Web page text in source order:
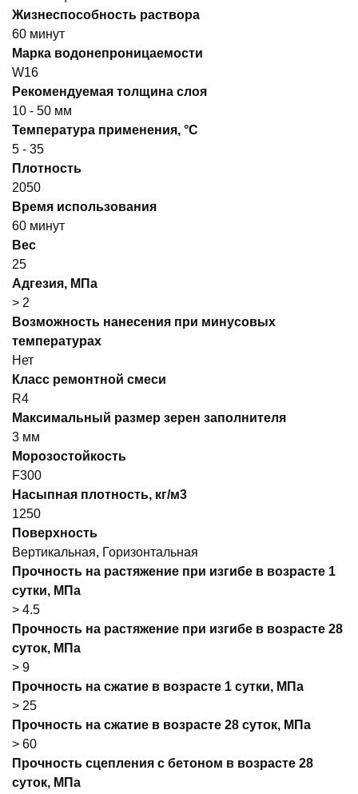
Жизнеспособность раствора
60 минут
Марка водонепроницаемости
W16
Рекомендуемая толщина слоя
10 - 50 мм
Температура применения, °С
5 - 35
Плотность
2050
Время использования
60 минут
Вес
25
Адгезия, МПа
> 2
Возможность нанесения при минусовых
температурах
Нет
Класс ремонтной смеси
R4
Максимальный размер зерен заполнителя
3 мм
Морозостойкость
F300
Насыпная плотность, кг/м3
1250
Поверхность
Вертикальная, Горизонтальная
Прочность на растяжение при изгибе в возрасте 1
сутки, МПа
> 4.5
Прочность на растяжение при изгибе в возрасте 28
суток, МПа
> 9
Прочность на сжатие в возрасте 1 сутки, МПа
> 25
Прочность на сжатие в возрасте 28 суток, МПа
> 60
Прочность сцепления с бетоном в возрасте 28
суток, МПа